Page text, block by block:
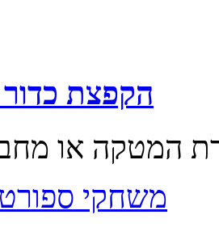
הקפצת כדור
משחקי ספורט